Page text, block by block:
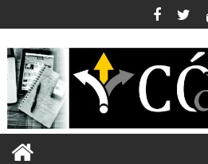
al
contenido